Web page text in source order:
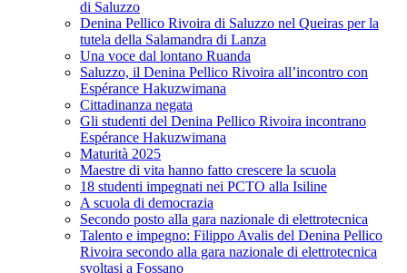
di Saluzzo
Denina Pellico Rivoira di Saluzzo nel Queiras per la
tutela della Salamandra di Lanza
Una voce dal lontano Ruanda
Saluzzo, il Denina Pellico Rivoira all’incontro con
Espérance Hakuzwimana
Cittadinanza negata
Gli studenti del Denina Pellico Rivoira incontrano
Espérance Hakuzwimana
Maturità 2025
Maestre di vita hanno fatto crescere la scuola
18 studenti impegnati nei PCTO alla Isiline
A scuola di democrazia
Secondo posto alla gara nazionale di elettrotecnica
Talento e impegno: Filippo Avalis del Denina Pellico
Rivoira secondo alla gara nazionale di elettrotecnica
svoltasi a Fossano